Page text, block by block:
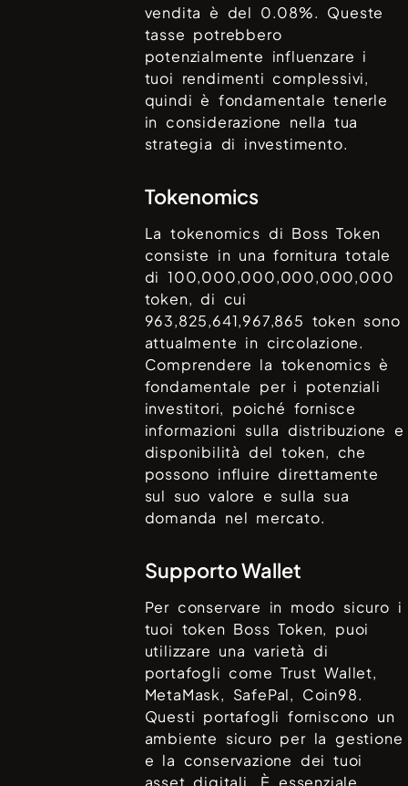
vendita è del 0.08%. Queste
tasse potrebbero
potenzialmente influenzare i
tuoi rendimenti complessivi,
quindi è fondamentale tenerle
in considerazione nella tua
strategia di investimento.
Tokenomics
La tokenomics di Boss Token
consiste in una fornitura totale
di100,000,000,000,000,000
token, di cui
963,825,641,967,865 token sono
attualmente in circolazione.
Comprendere la tokenomics è
fondamentale per i potenziali
investitori, poiché fornisce
informazioni sulla distribuzione e
disponibilità del token, che
possono influire direttamente
sul suo valore e sulla sua
domanda nel mercato.
Supporto Wallet
Per conservare in modo sicuro i
tuoi token Boss Token, puoi
utilizzare una varietà di
portafogli comeTrust Wallet,
MetaMask, SafePal, Coin98.
Questi portafogli forniscono un
ambiente sicuro per la gestione
e la conservazione dei tuoi